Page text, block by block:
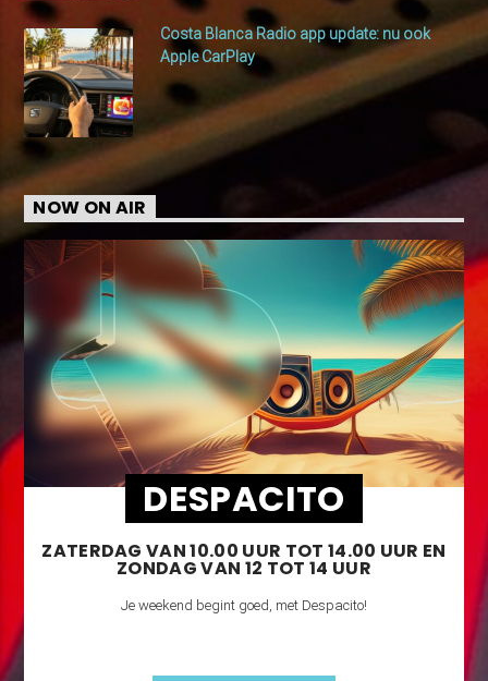
Costa Blanca Radio app update: nu ook
Apple CarPlay
NOW ON AIR
DESPACITO
ZATERDAG VAN 10.00 UUR TOT 14.00 UUR EN
ZONDAG VAN 12 TOT 14 UUR
Je weekend begint goed, met Despacito!